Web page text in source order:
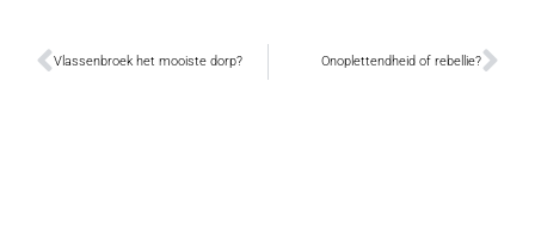
Vlassenbroek het mooiste dorp? Onoplettendheid of rebellie?